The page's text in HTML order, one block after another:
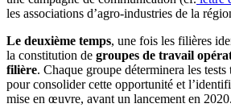
les associations d’agro-industries de la
Le deuxième temps, une fois les filières
la constitution de groupes de travail
filière. Chaque groupe déterminera les tests
pour consolider cette opportunité et
mise en œuvre, avant un lancement en 2020.